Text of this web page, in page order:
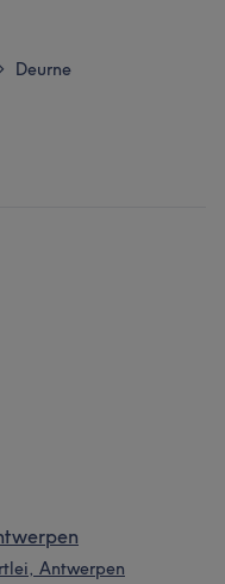
Deurne
Antwerpen